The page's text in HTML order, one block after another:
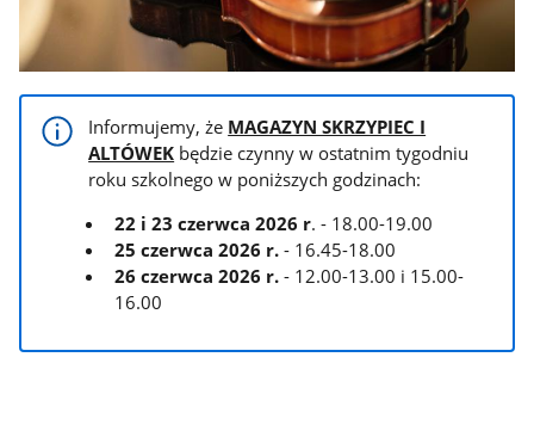
Informujemy, że MAGAZYN SKRZYPIEC I
ALTÓWEK będzie czynny w ostatnim tygodniu
roku szkolnego w poniższych godzinach:
22 i 23 czerwca 2026 r. - 18.00-19.00
25 czerwca 2026 r. - 16.45-18.00
26 czerwca 2026 r.- 12.00-13.00 i 15.00-
16.00